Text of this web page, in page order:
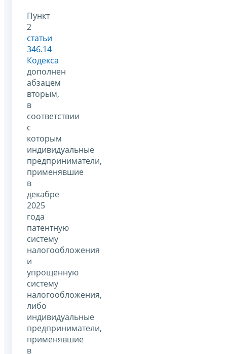
Пункт
2
статьи
346.14
Кодекса
дополнен
абзацем
вторым,
в
соответствии
с
которым
индивидуальные
предприниматели,
применявшие
в
декабре
2025
года
патентную
систему
налогообложения
и
упрощенную
систему
налогообложения,
либо
индивидуальные
предприниматели,
применявшие
в